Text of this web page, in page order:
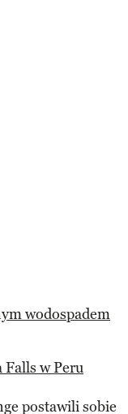
wodospadem
Falls w Peru
postawili sobie